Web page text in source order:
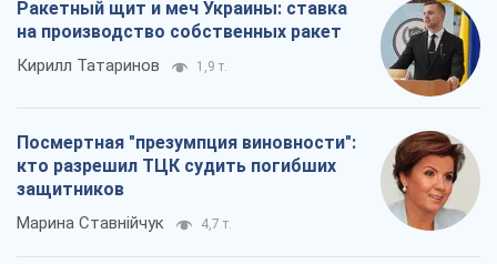
Ракетный щит и меч Украины: ставка
на производство собственных ракет
Кирилл Татаринов 1,9 т.
Посмертная "презумпция виновности":
кто разрешил ТЦК судить погибших
защитников
Марина Ставнійчук 4,7 т.